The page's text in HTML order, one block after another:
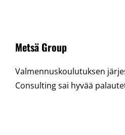
Metsä Group
Valmennuskoulutuksen
Consulting sai hyvää